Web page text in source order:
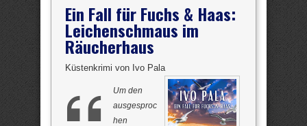
Ein Fall für Fuchs & Haas:
Leichenschmaus im
Räucherhaus
Küstenkrimi von Ivo Pala
Um den
ausgesproc
hen